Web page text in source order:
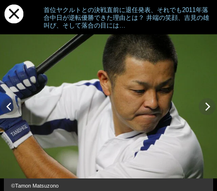
首位ヤクルトとの決戦直前に退任発表、それでも2011年落
合中日が逆転優勝できた理由とは？ 井端の笑顔、吉見の雄
叫び、そして落合の目には…
©Tamon Matsuzono